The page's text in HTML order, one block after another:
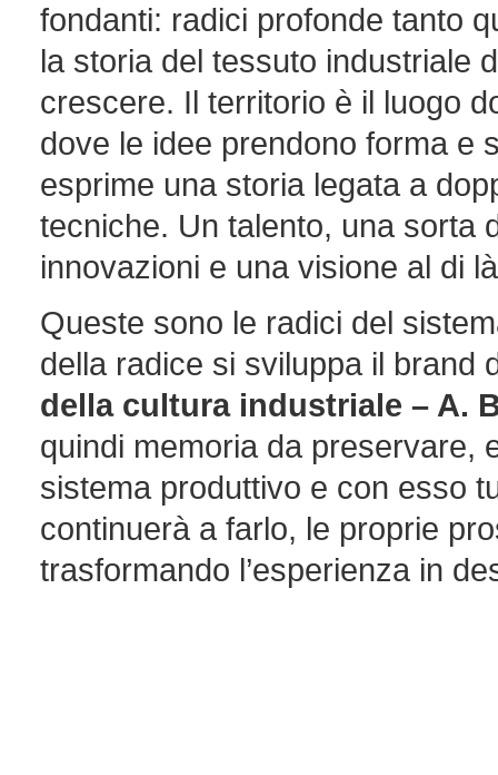
fondanti: radici profonde tanto
la storia del tessuto industriale
crescere. Il territorio è il luogo
dove le idee prendono forma e
esprime una storia legata a
tecniche. Un talento, una sorta
innovazioni e una visione al di
Queste sono le radici del
della radice si sviluppa il brand
della cultura industriale – A.
quindi memoria da preservare,
sistema produttivo e con esso
continuerà a farlo, le proprie
trasformando l’esperienza in